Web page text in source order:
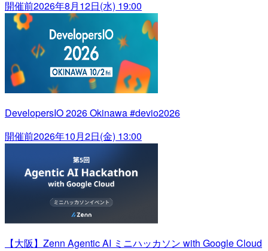
開催前2026年8月12日(水) 19:00
DevelopersIO 2026 Okinawa #devio2026
開催前2026年10月2日(金) 13:00
【大阪】Zenn Agentic AI ミニハッカソン with Google Cloud